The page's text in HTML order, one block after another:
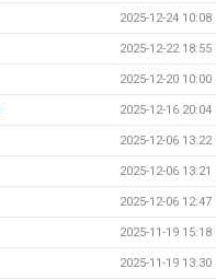
2025-12-24 10:08
2025-12-22 18:55
2025-12-20 10:00
2025-12-16 20:04
2025-12-06 13:22
2025-12-06 13:21
2025-12-06 12:47
2025-11-19 15:18
2025-11-19 13:30